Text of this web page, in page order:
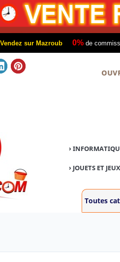
Vendez sur Mazroub 0% de
›
› JOUETS ET JEUX